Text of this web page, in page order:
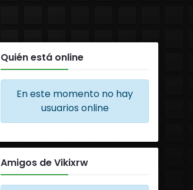
Quién está online
En este momento no hay
usuarios online
Amigos de Vikixrw